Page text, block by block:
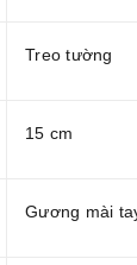
Treo tường
15 cm
Gương mài